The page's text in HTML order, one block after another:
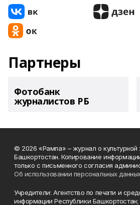
Партнеры
Фотобанк
журналистов РБ
© 2026 «Рампа» – журнал о культурной
Башкортостан. Копирование
только с письменного согласия
Об использовании персональных
Учредители: Агентство по печати и
информации Республики Башкортостан;